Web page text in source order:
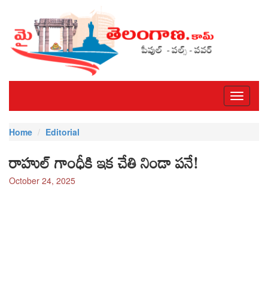
Toggle
Home
Editorial
రాహుల్ గాంధీకి ఇక చేతి నిండా పనే!
October 24, 2025